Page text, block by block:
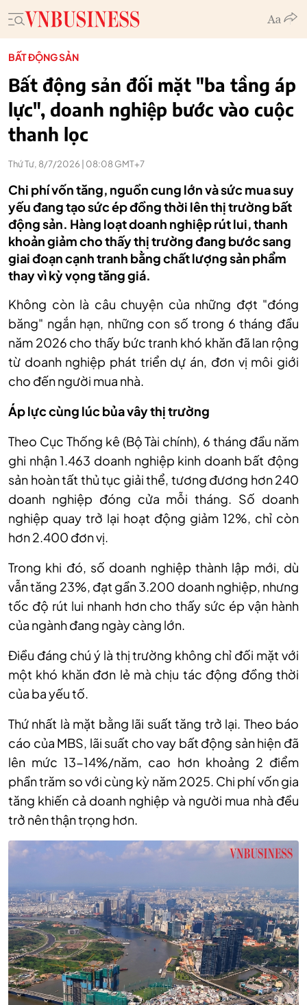
BẤT ĐỘNG SẢN
Bất động sản đối mặt "ba tầng áp
lực", doanh nghiệp bước vào cuộc
thanh lọc
Thứ Tư, 8/7/2026 | 08:08 GMT+7
Chi phí vốn tăng, nguồn cung lớn và sức mua suy
yếu đang tạo sức ép đồng thời lên thị trường bất
động sản. Hàng loạt doanh nghiệp rút lui, thanh
khoản giảm cho thấy thị trường đang bước sang
giai đoạn cạnh tranh bằng chất lượng sản phẩm
thay vì kỳ vọng tăng giá.
Không còn là câu chuyện của những đợt "đóng
băng" ngắn hạn, những con số trong 6 tháng đầu
năm 2026 cho thấy bức tranh khó khăn đã lan rộng
từ doanh nghiệp phát triển dự án, đơn vị môi giới
cho đến người mua nhà.
Áp lực cùng lúc bủa vây thị trường
Theo Cục Thống kê (Bộ Tài chính), 6 tháng đầu năm
ghi nhận 1.463 doanh nghiệp kinh doanh bất động
sản hoàn tất thủ tục giải thể, tương đương hơn 240
doanh nghiệp đóng cửa mỗi tháng. Số doanh
nghiệp quay trở lại hoạt động giảm 12%, chỉ còn
hơn 2.400 đơn vị.
Trong khi đó, số doanh nghiệp thành lập mới, dù
vẫn tăng 23%, đạt gần 3.200 doanh nghiệp, nhưng
tốc độ rút lui nhanh hơn cho thấy sức ép vận hành
của ngành đang ngày càng lớn.
Điều đáng chú ý là thị trường không chỉ đối mặt với
một khó khăn đơn lẻ mà chịu tác động đồng thời
của ba yếu tố.
Thứ nhất là mặt bằng lãi suất tăng trở lại. Theo báo
cáo của MBS, lãi suất cho vay bất động sản hiện đã
lên mức 13-14%/năm, cao hơn khoảng 2 điểm
phần trăm so với cùng kỳ năm 2025. Chi phí vốn gia
tăng khiến cả doanh nghiệp và người mua nhà đều
trở nên thận trọng hơn.